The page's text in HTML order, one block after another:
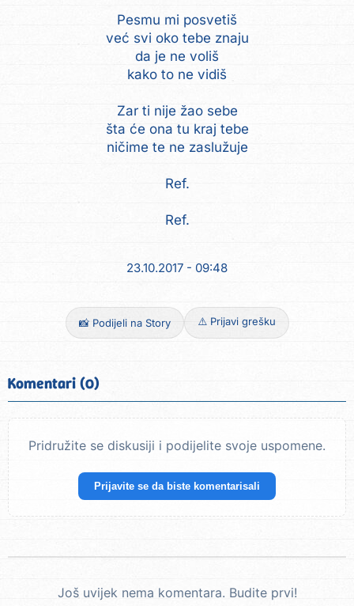
Pesmu mi posvetiš
već svi oko tebe znaju
da je ne voliš
kako to ne vidiš
Zar ti nije žao sebe
šta će ona tu kraj tebe
ničime te ne zaslužuje
Ref.
Ref.
23.10.2017 - 09:48
📸 Podijeli na Story ⚠️ Prijavi grešku
Komentari (0)
Pridružite se diskusiji i podijelite svoje uspomene.
Prijavite se da biste komentarisali
Još uvijek nema komentara. Budite prvi!